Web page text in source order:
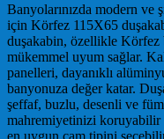
Banyolarınızda modern ve
için Körfez 115X65
duşakabin, özellikle Körfez
mükemmel uyum sağlar.
panelleri, dayanıklı
banyonuza değer katar.
şeffaf, buzlu, desenli ve
mahremiyetinizi koruyabilir
en uygun cam tipini